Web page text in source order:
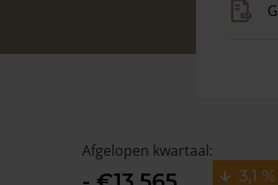
Afgelopen kwartaal:
3,1 %